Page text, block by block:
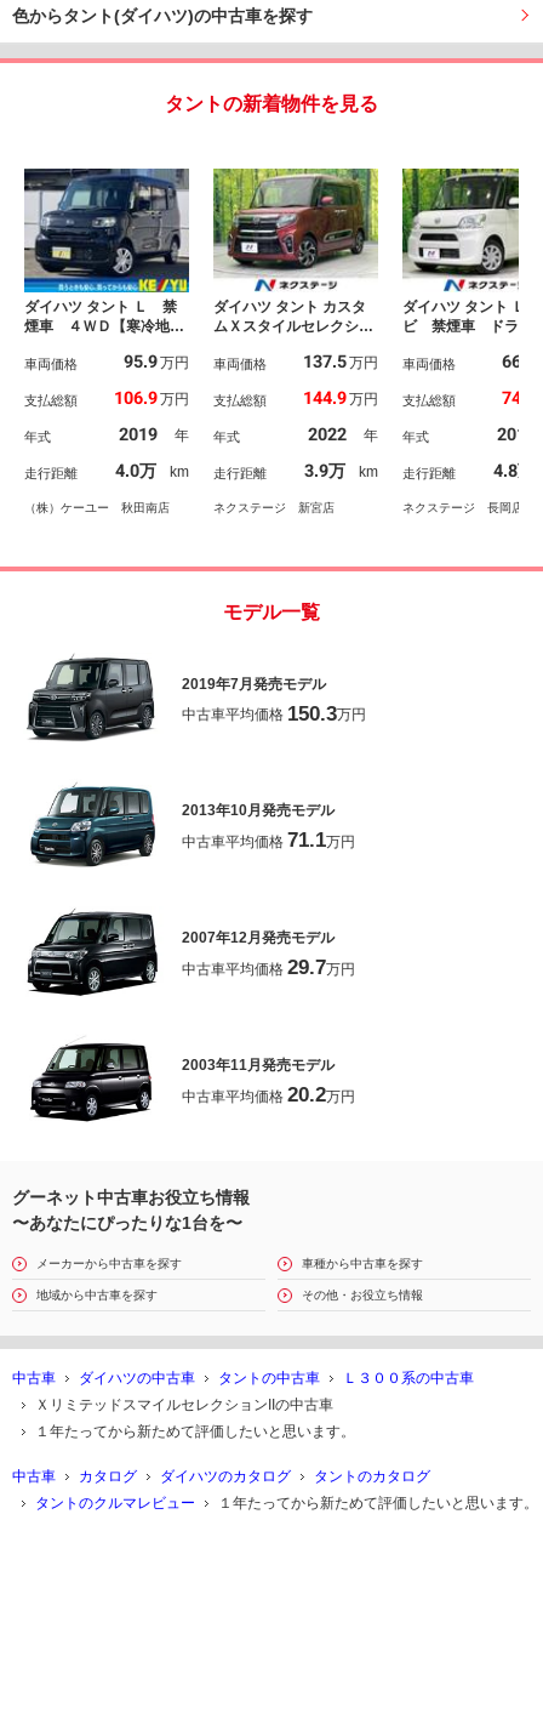
色からタント(ダイハツ)の中古車を探す
タントの新着物件を見る
ダイハツ タント Ｌ 禁
煙車 ４ＷＤ【寒冷地仕
ＴＶ Ｂｌｕｅｔｏｏｔ
ドライブレコーダー 衝
アシスト コーナーセン
サー ＥＴＣ キーレス
エントリー
車両価格 95.9万円
支払総額 106.9万円
年式 2019 年
走行距離 4.0万 km
（株）ケーユー 秋田南店
ダイハツ タント カスタ
ムＸスタイルセレクショ
両側電動スライド 禁煙
クカメラ スマートキ
ｏｏｔｈ フルセグ ド
ライブレコーダー ＬＥ
Ｄヘッドライト オート
ライト オートエアコン
車両価格 137.5万円
支払総額 144.9万円
年式 2022 年
走行距離 3.9万 km
ネクステージ 新宮店
ダイハツ タント Ｌ
ビ 禁煙車 ドラ
生 ロールサンシェ
防止装置 プライバ
置 アイドリングス
プ 電動格納ミラー
車両価格 66.3
支払総額 74.9
年式 2015
走行距離 4.8万
ネクステージ 長岡店
モデル一覧
2019年7月発売モデル
中古車平均価格 150.3万円
2013年10月発売モデル
中古車平均価格 71.1万円
2007年12月発売モデル
中古車平均価格 29.7万円
2003年11月発売モデル
中古車平均価格 20.2万円
グーネット中古車お役立ち情報
〜あなたにぴったりな1台を〜
メーカーから中古車を探す 車種から中古車を探す
地域から中古車を探す その他・お役立ち情報
中古車 ダイハツの中古車 タントの中古車
Ｌ３００系の中古車
ＸリミテッドスマイルセレクションIIの中古車
１年たってから新ためて評価したいと思います。
中古車 カタログ ダイハツのカタログ
タントのカタログ
タントのクルマレビュー
１年たってから新ためて評価したいと思います。